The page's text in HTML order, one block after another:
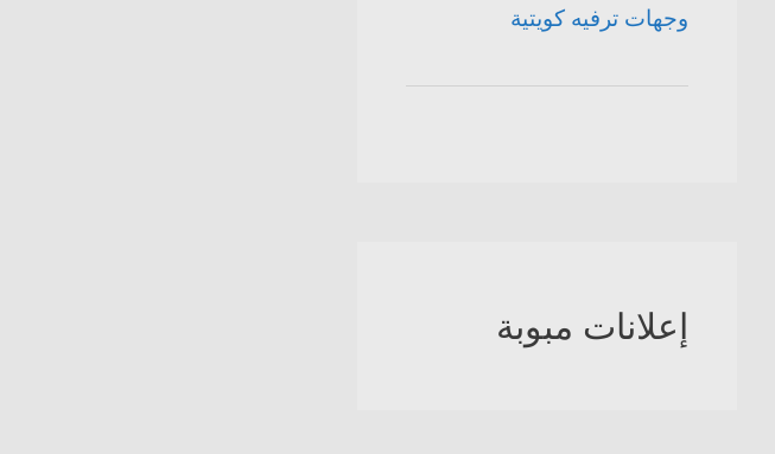
وجهات ترفيه كويتية
إعلانات مبوبة